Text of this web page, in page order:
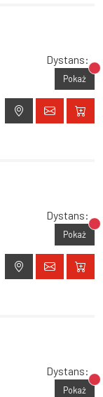
Dystans:
Pokaż
Dystans:
Pokaż
Dystans:
Pokaż